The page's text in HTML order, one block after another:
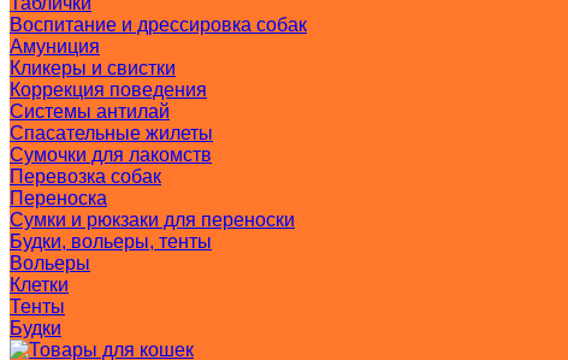
Воспитание и дрессировка собак
Амуниция
Кликеры и свистки
Коррекция поведения
Системы антилай
Спасательные жилеты
Сумочки для лакомств
Перевозка собак
Переноска
Сумки и рюкзаки для переноски
Будки, вольеры, тенты
Вольеры
Клетки
Тенты
Будки